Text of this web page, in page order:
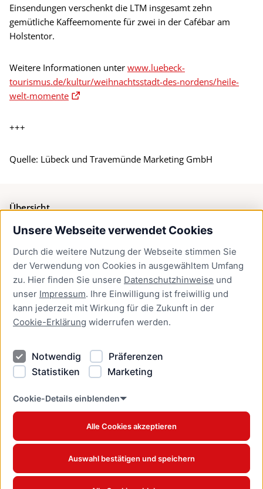
Unsere Webseite verwendet Cookies
Durch die weitere Nutzung der Webseite stimmen Sie
der Verwendung von Cookies in ausgewähltem Umfang
zu. Hier finden Sie unsere Datenschutzhinweise und
unser Impressum. Ihre Einwilligung ist freiwillig und
kann jederzeit mit Wirkung für die Zukunft in der
Cookie-Erklärung widerrufen werden.
Notwendig
Präferenzen
Statistiken
Marketing
Cookie-Details einblenden
Alle Cookies akzeptieren
Auswahl bestätigen und speichern
Einsendungen verschenkt die LTM insgesamt zehn
gemütliche Kaffeemomente für zwei in der Cafébar am
Holstentor.
Weitere Informationen unter www.luebeck-
tourismus.de/kultur/weihnachtsstadt-des-nordens/heile-
welt-momente
+++
Quelle: Lübeck und Travemünde Marketing GmbH
Übersicht
Bürgerservice
Presse
Newsletter Lübeck:kompakt
Kontakt
Kontakt
Datenschutzhinweise
Barrierefreiheit
Cookie Erklärung
www.luebeck.de